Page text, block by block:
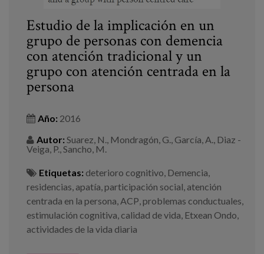
Estudio de la implicación en un
grupo de personas con demencia
con atención tradicional y un
grupo con atención centrada en la
persona
Año: 2016
Autor: Suarez, N., Mondragón, G., García, A., Diaz -
Veiga, P., Sancho, M.
Etiquetas: deterioro cognitivo Demencia
residencias apatía participación social atención
centrada en la persona ACP problemas conductuales
estimulación cognitiva calidad de vida Etxean Ondo
actividades de la vida diaria